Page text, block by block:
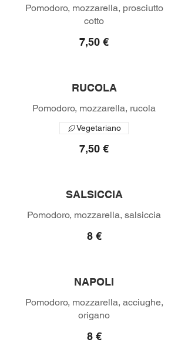
Pomodoro, mozzarella, prosciutto
7,50 €
RUCOLA
7,50 €
Vegetariano
SALSICCIA
8 €
NAPOLI
Pomodoro, mozzarella, acciughe,
8 €